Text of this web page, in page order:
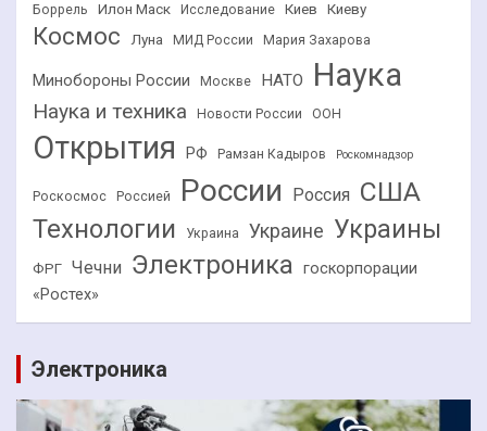
Боррель
Илон Маск Исследование Киев Киеву
Космос Луна МИД России Мария Захарова
Минобороны России Москве НАТО Наука
Наука и техника Новости России ООН
Открытия РФ Рамзан Кадыров Роскомнадзор
Роскосмос Россией России Россия США
Технологии Украина Украине Украины
ФРГ Чечни Электроника госкорпорации
«Ростех»
Электроника